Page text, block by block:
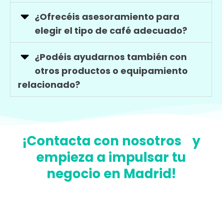
¿Ofrecéis asesoramiento para
elegir el tipo de café adecuado?
¿Podéis ayudarnos también con
otros productos o equipamiento
relacionado?
¡Contacta con nosotros y
empieza a impulsar tu
negocio en Madrid!